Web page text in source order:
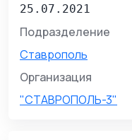
25.07.2021
Подразделение
Ставрополь
Организация
"СТАВРОПОЛЬ-3"